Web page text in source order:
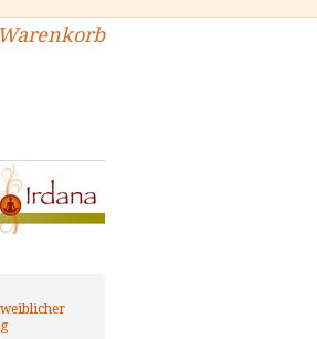
Warenkorb